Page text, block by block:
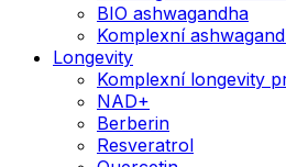
BIO ashwagandha
Komplexní
Longevity
Komplexní longevity
NAD+
Berberin
Resveratrol